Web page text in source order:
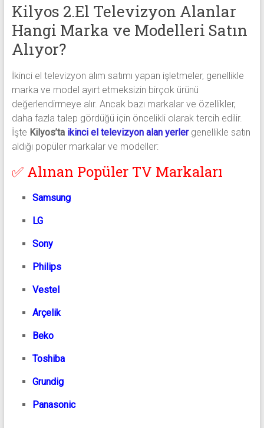
Kilyos 2.El Televizyon Alanlar
Hangi Marka ve Modelleri Satın
Alıyor?
İkinci el televizyon alım satımı yapan işletmeler, genellikle
marka ve model ayırt etmeksizin birçok ürünü
değerlendirmeye alır. Ancak bazı markalar ve özellikler,
daha fazla talep gördüğü için öncelikli olarak tercih edilir.
İşte Kilyos’ta ikinci el televizyon alan yerlergenellikle satın
aldığı popüler markalar ve modeller:
✅ Alınan Popüler TV Markaları
Samsung
LG
Sony
Philips
Vestel
Arçelik
Beko
Toshiba
Grundig
Panasonic